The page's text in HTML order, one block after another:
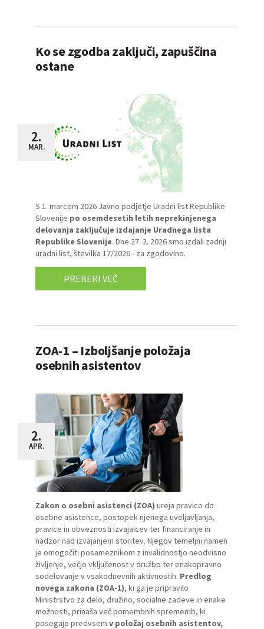
Ko se zgodba zaključi, zapuščina
ostane
2.
MAR.
S 1. marcem 2026 Javno podjetje Uradni list Republike
Slovenije po osemdesetih letih neprekinjenega
delovanja zaključuje izdajanje Uradnega lista
Republike Slovenije. Dne 27. 2. 2026 smo izdali zadnji
uradni list, številka 17/2026 - za zgodovino.
PREBERI VEČ
ZOA-1 – Izboljšanje položaja
osebnih asistentov
2.
APR.
Zakon o osebni asistenci (ZOA) ureja pravico do
osebne asistence, postopek njenega uveljavljanja,
pravice in obveznosti izvajalcev ter financiranje in
nadzor nad izvajanjem storitev. Njegov temeljni namen
je omogočiti posameznikom z invalidnostjo neodvisno
življenje, večjo vključenost v družbo ter enakopravno
sodelovanje v vsakodnevnih aktivnostih. Predlog
novega zakona (ZOA-1), ki ga je pripravilo
Ministrstvo za delo, družino, socialne zadeve in enake
možnosti, prinaša več pomembnih sprememb, ki
posegajo predvsem v položaj osebnih asistentov,